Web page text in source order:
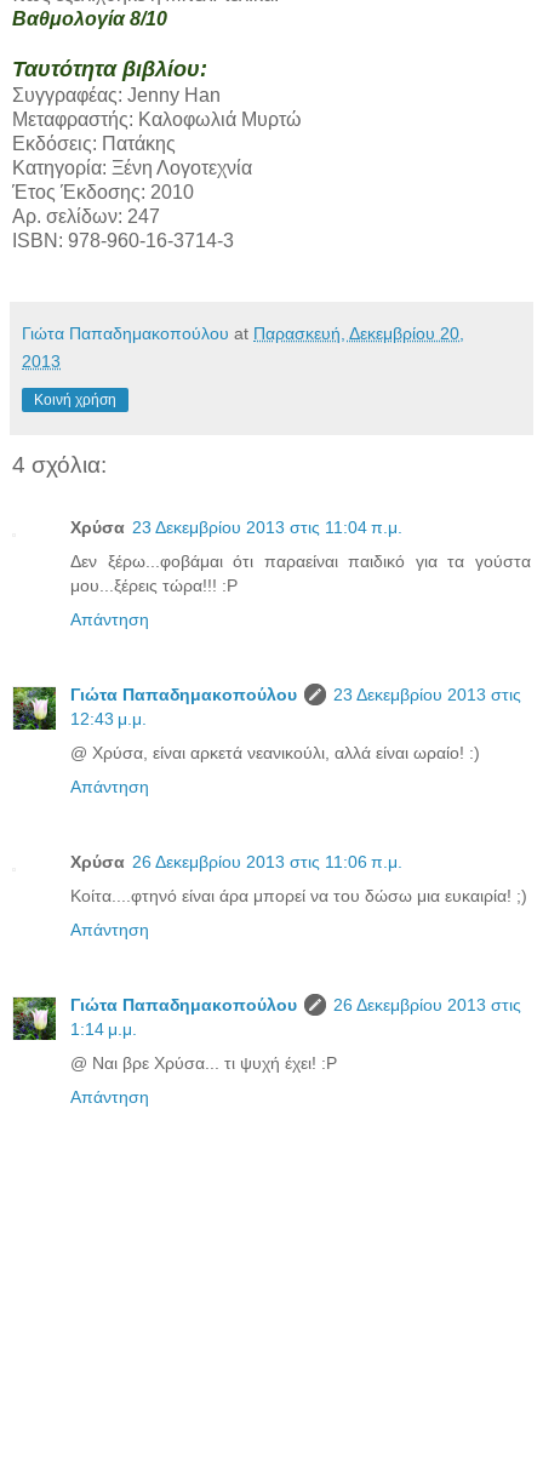
Βαθμολογία 8/10
Ταυτότητα βιβλίου:
Συγγραφέας: Jenny Han
Μεταφραστής: Καλοφωλιά Μυρτώ
Εκδόσεις: Πατάκης
Κατηγορία: Ξένη Λογοτεχνία
Έτος Έκδοσης: 2010
Αρ. σελίδων: 247
ISBN: 978-960-16-3714-3
Γιώτα Παπαδημακοπούλου at Παρασκευή, Δεκεμβρίου 20,
2013
Κοινή χρήση
4 σχόλια:
Χρύσα 23 Δεκεμβρίου 2013 στις 11:04 π.μ.
Δεν ξέρω...φοβάμαι ότι παραείναι παιδικό για τα γούστα
μου...ξέρεις τώρα!!! :P
Απάντηση
Γιώτα Παπαδημακοπούλου
23 Δεκεμβρίου 2013 στις
12:43 μ.μ.
@ Χρύσα, είναι αρκετά νεανικούλι, αλλά είναι ωραίο! :)
Απάντηση
Χρύσα 26 Δεκεμβρίου 2013 στις 11:06 π.μ.
Κοίτα....φτηνό είναι άρα μπορεί να του δώσω μια ευκαιρία! ;)
Απάντηση
Γιώτα Παπαδημακοπούλου
26 Δεκεμβρίου 2013 στις
1:14 μ.μ.
@ Ναι βρε Χρύσα... τι ψυχή έχει! :P
Απάντηση